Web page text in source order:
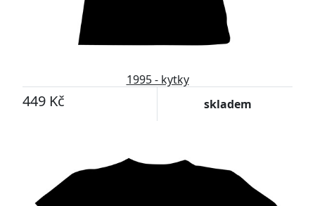
1995 - kytky
449 Kč skladem